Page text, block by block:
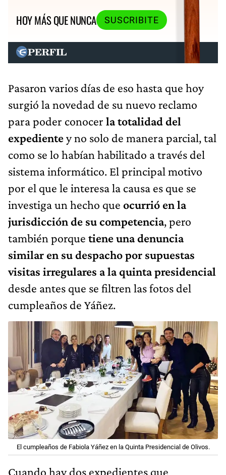
HOY MÁS QUE NUNCA
SUSCRIBITE
Pasaron varios días de eso hasta que hoy
surgió la novedad de su nuevo reclamo
para poder conocer la totalidad del
expedientey no solo de manera parcial, tal
como se lo habían habilitado a través del
sistema informático. El principal motivo
por el que le interesa la causa es que se
investiga un hecho que ocurrió en la
jurisdicción de su competencia, pero
también porque tiene una denuncia
similar en su despacho por supuestas
visitas irregulares a la quinta presidencial
desde antes que se filtren las fotos del
cumpleaños de Yáñez.
El cumpleaños de Fabiola Yáñez en la Quinta Presidencial de Olivos.
Cuando hay dos expedientes que